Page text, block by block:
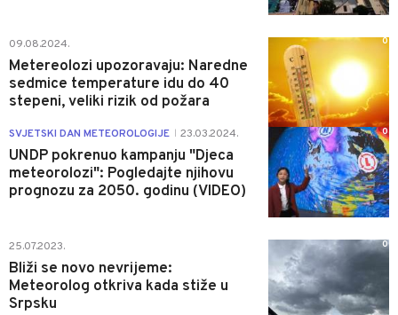
09.08.2024.
Metereolozi upozoravaju: Naredne
sedmice temperature idu do 40
stepeni, veliki rizik od požara
0
SVJETSKI DAN METEOROLOGIJE 23.03.2024.
UNDP pokrenuo kampanju "Djeca
meteorolozi": Pogledajte njihovu
prognozu za 2050. godinu (VIDEO)
0
25.07.2023.
Bliži se novo nevrijeme:
Meteorolog otkriva kada stiže u
Srpsku
0